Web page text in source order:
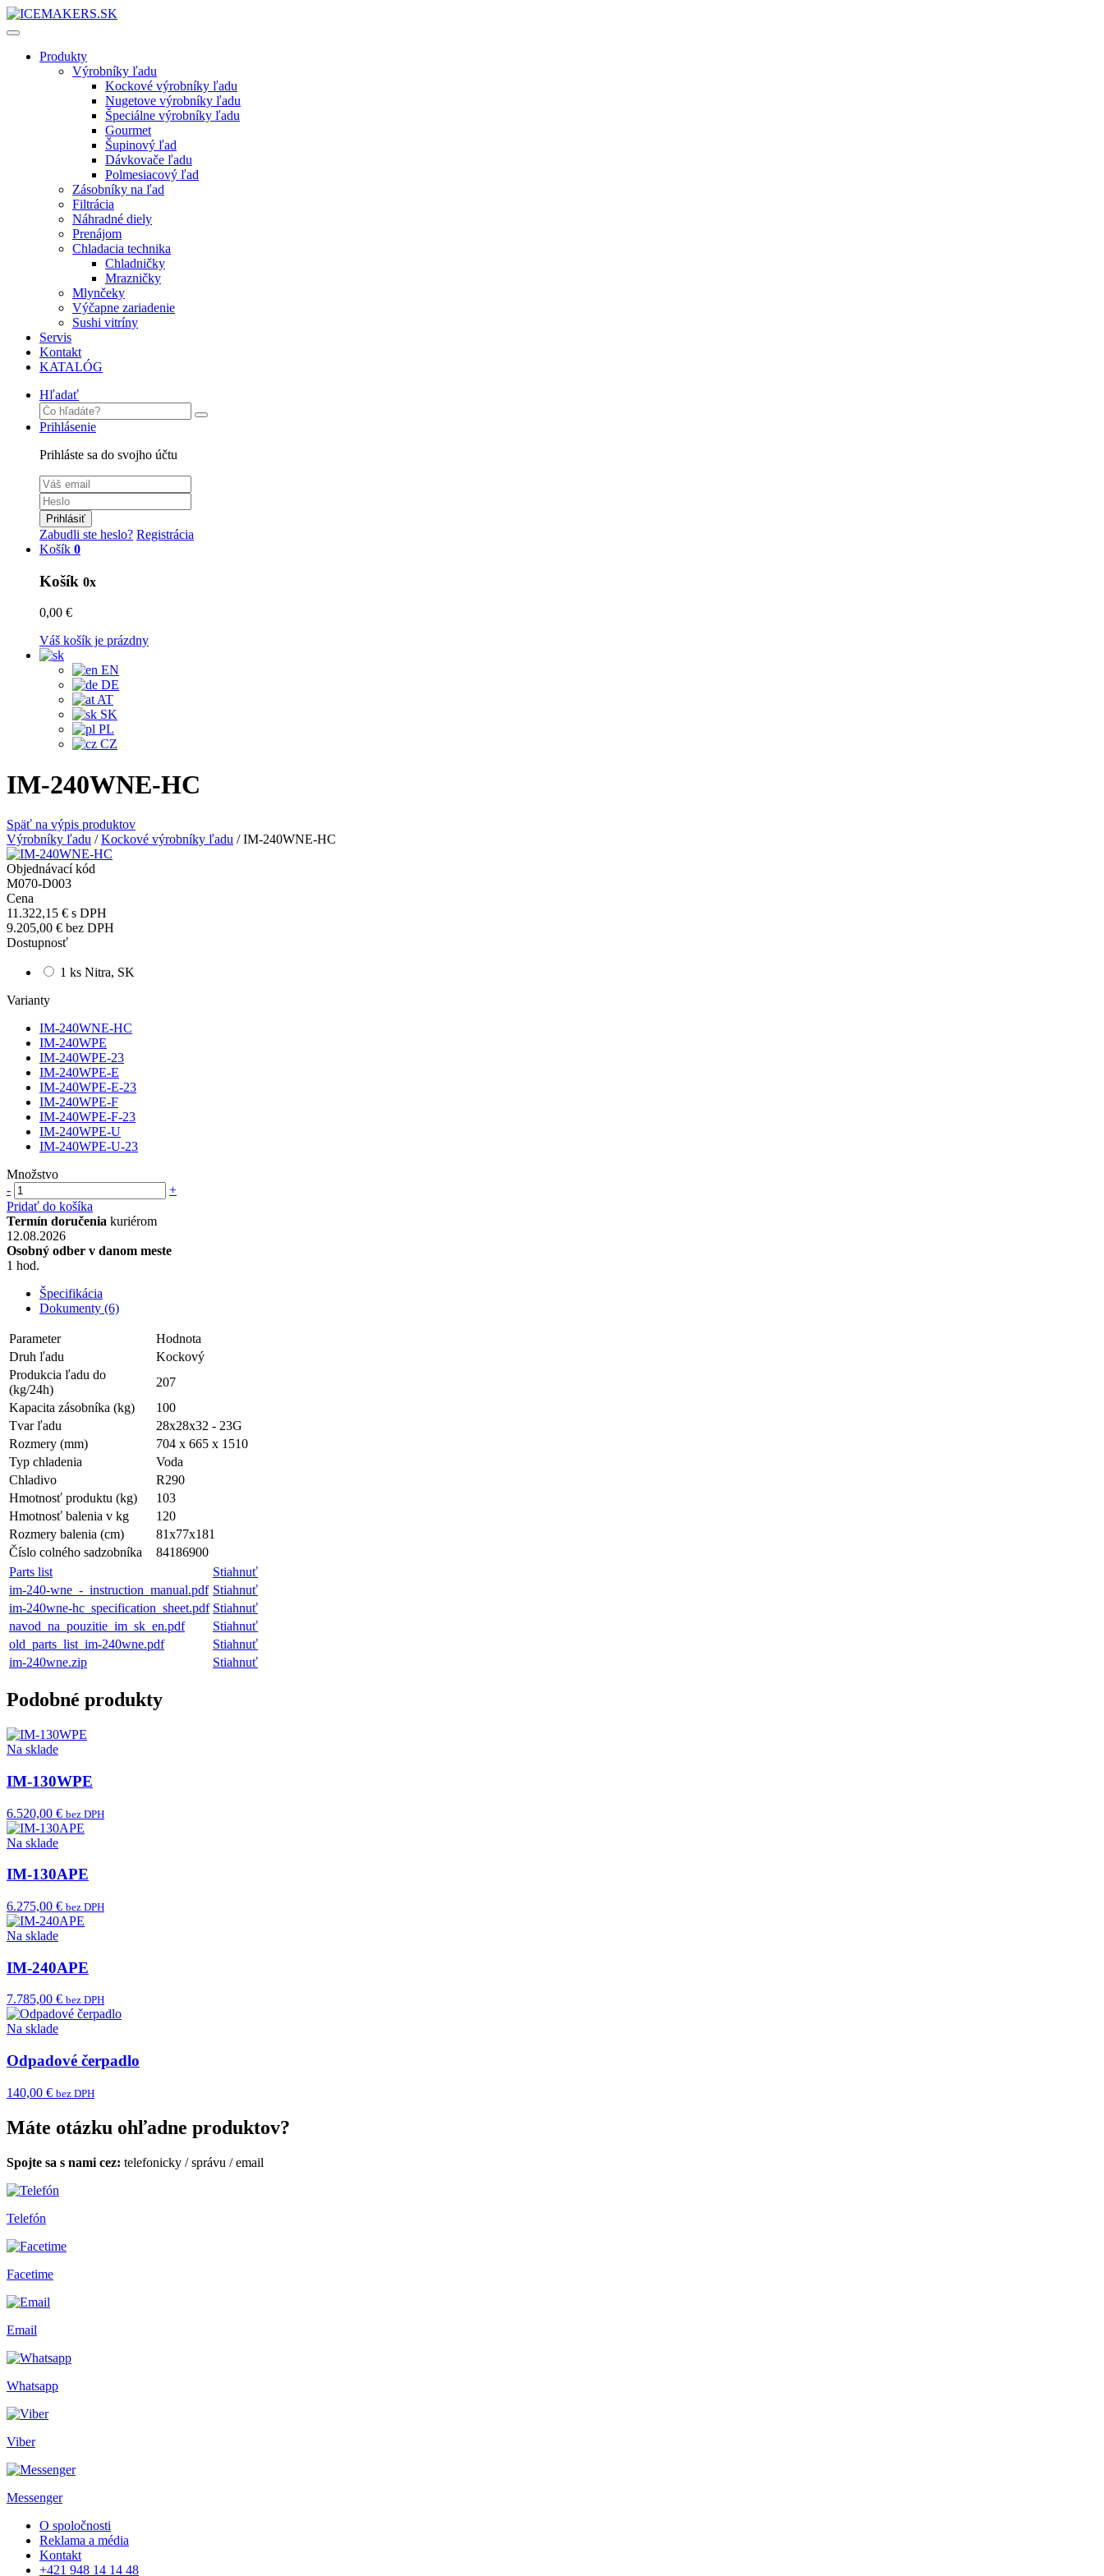
Produkty
Výrobníky ľadu
Kockové výrobníky ľadu
Nugetove výrobníky ľadu
Špeciálne výrobníky ľadu
Gourmet
Šupinový ľad
Dávkovače ľadu
Polmesiacový ľad
Zásobníky na ľad
Filtrácia
Náhradné diely
Prenájom
Chladacia technika
Chladničky
Mrazničky
Mlynčeky
Výčapne zariadenie
Sushi vitríny
Servis
Kontakt
KATALÓG
Hľadať
Prihlásenie
Prihláste sa do svojho účtu
Prihlásiť
Zabudli ste heslo? Registrácia
Košík 0
Košík 0x
0,00 €
Váš košík je prázdny
EN
DE
AT
SK
PL
CZ
IM-240WNE-HC
Späť na výpis produktov
Výrobníky ľadu /Kockové výrobníky ľadu /IM-240WNE-HC
Objednávací kód
M070-D003
Cena
11.322,15 € s DPH
9.205,00 € bez DPH
Dostupnosť
1 ks Nitra, SK
Varianty
IM-240WNE-HC
IM-240WPE
IM-240WPE-23
IM-240WPE-E
IM-240WPE-E-23
IM-240WPE-F
IM-240WPE-F-23
IM-240WPE-U
IM-240WPE-U-23
Množstvo
-
+
Pridať do košíka
Termín doručenia kuriérom
12.08.2026
Osobný odber v danom meste
1 hod.
Špecifikácia
Dokumenty (6)
Parameter
Hodnota
Druh ľadu
Kockový
Produkcia ľadu do
(kg/24h)
207
Kapacita zásobníka (kg)
100
Tvar ľadu
28x28x32 - 23G
Rozmery (mm)
704 x 665 x 1510
Typ chladenia
Voda
Chladivo
R290
Hmotnosť produktu (kg)
103
Hmotnosť balenia v kg
120
Rozmery balenia (cm)
81x77x181
Číslo colného sadzobníka
84186900
Parts list
Stiahnuť
im-240-wne_-_instruction_manual.pdf Stiahnuť
im-240wne-hc_specification_sheet.pdf Stiahnuť
navod_na_pouzitie_im_sk_en.pdf
Stiahnuť
old_parts_list_im-240wne.pdf
Stiahnuť
im-240wne.zip
Stiahnuť
Podobné produkty
Na sklade
IM-130WPE
6.520,00 € bez DPH
Na sklade
IM-130APE
6.275,00 € bez DPH
Na sklade
IM-240APE
7.785,00 € bez DPH
Na sklade
Odpadové čerpadlo
140,00 € bez DPH
Máte otázku ohľadne produktov?
Spojte sa s nami cez: telefonicky /správu /email
Telefón
Facetime
Email
Whatsapp
Viber
Messenger
O spoločnosti
Reklama a média
Kontakt
+421 948 14 14 48